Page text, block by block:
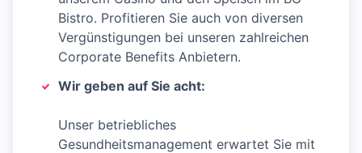
Bistro. Profitieren Sie auch von diversen
Vergünstigungen bei unseren zahlreichen
Corporate Benefits Anbietern.
Wir geben auf Sie acht:
Unser betriebliches
Gesundheitsmanagement erwartet Sie mit